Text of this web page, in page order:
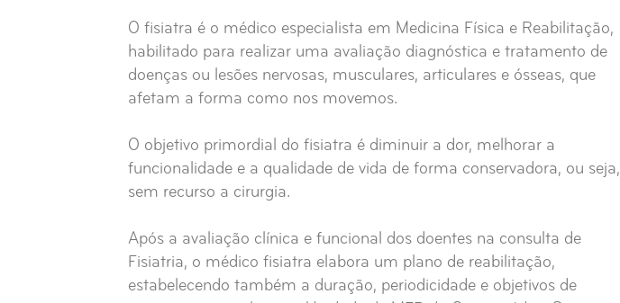
O fisiatra é o médico especialista em Medicina Física e Reabilitação,
habilitado para realizar uma avaliação diagnóstica e tratamento de
doenças ou lesões nervosas, musculares, articulares e ósseas, que
afetam a forma como nos movemos.
O objetivo primordial do fisiatra é diminuir a dor, melhorar a
funcionalidade e a qualidade de vida de forma conservadora, ou seja,
sem recurso a cirurgia.
Após a avaliação clínica e funcional dos doentes na consulta de
Fisiatria, o médico fisiatra elabora um plano de reabilitação,
estabelecendo também a duração, periodicidade e objetivos de